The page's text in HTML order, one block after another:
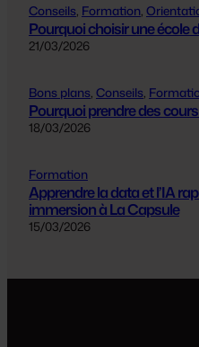
Conseils Formation
Pourquoi choisir une école
21/03/2026
Bons plans Conseils
Pourquoi prendre des
18/03/2026
Formation
Apprendre la data et l’IA
immersion à La Capsule
15/03/2026